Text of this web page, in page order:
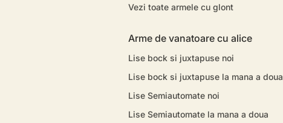
Vezi toate armele cu glont
Arme de vanatoare cu alice
Lise bock si juxtapuse noi
Lise bock si juxtapuse la mana a doua
Lise Semiautomate noi
Lise Semiautomate la mana a doua